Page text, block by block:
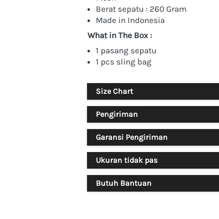
Berat sepatu : 260 Gram
Made in Indonesia
What in The Box :
1 pasang sepatu
1 pcs sling bag
Size Chart
Pengiriman
Garansi Pengiriman
Ukuran tidak pas
Butuh Bantuan